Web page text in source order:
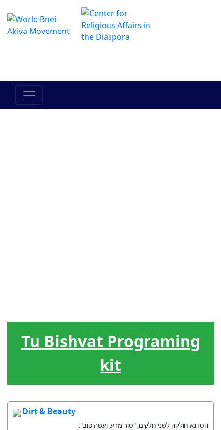
Tu Bishvat Programing
kit
Dirt & Beauty
הסדנא חולקה לשני חלקים, "סור מרע, ועשה טוב".